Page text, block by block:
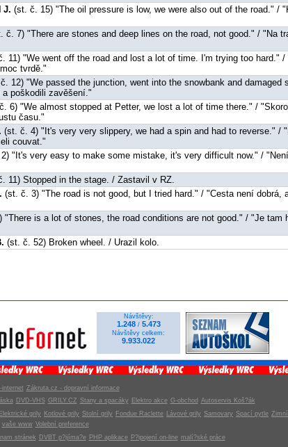
J. (st. č. 15) "The oil pressure is low, we were also out of the road." /
č. 7) "There are stones and deep lines on the road, not good." / "Na
11) "We went off the road and lost a lot of time. I'm trying too hard."
tvrdě."
12) "We passed the junction, went into the snowbank and damaged
poškodili zavěšení."
6) "We almost stopped at Petter, we lost a lot of time there." /
času."
(st. č. 4) "It's very very slippery, we had a spin and had to reverse." /
couvat."
"It's very easy to make some mistake, it's very difficult now." /
11) Stopped in the stage. / Zastavil v RZ.
(st. č. 3) "The road is not good, but I tried hard." / "Cesta není dobrá,
"There is a lot of stones, the road conditions are not good." / "Je tam
(st. č. 52) Broken wheel. / Urazil kolo.
Návštěvy:
1.248/ 5.473
Návštěvy celkem:
9.933.022
Zákruta.cz - dopravní informace
DVD-VHS GRILY.CZ Stany a spacáky Elektro akce G-obchod Autoservis Koš?ák
Elektrické grily Kotlové grily Stolní grily Fondue Raclette Lávové grily Samovary Spací pytle
vaše www Volební preference
stránek DVBT p?ijíma?e PHP aplikace P?ipojení on-line malí?ské práce